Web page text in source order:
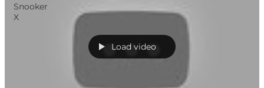
Snooker
X
Load video